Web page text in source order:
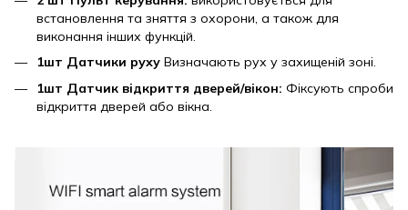
встановлення та зняття з охорони, а також для
виконання інших функцій.
1шт Датчики руху Визначають рух у захищеній зоні.
1шт Датчик відкриття дверей/вікон: Фіксують спроби
відкриття дверей або вікна.